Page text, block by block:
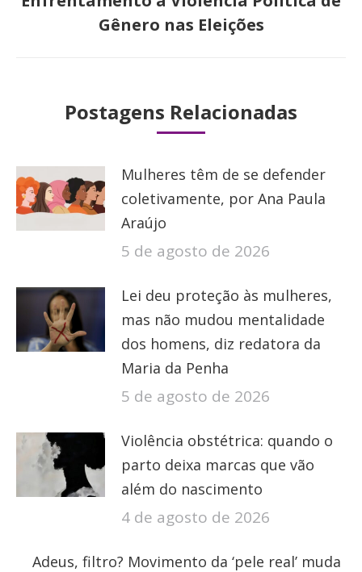
post:
Gênero nas Eleições
Postagens Relacionadas
Mulheres têm de se defender
coletivamente, por Ana Paula
Araújo
5 de agosto de 2026
Lei deu proteção às mulheres,
mas não mudou mentalidade
dos homens, diz redatora da
Maria da Penha
5 de agosto de 2026
Violência obstétrica: quando o
parto deixa marcas que vão
além do nascimento
4 de agosto de 2026
Adeus, filtro? Movimento da ‘pele real’ muda